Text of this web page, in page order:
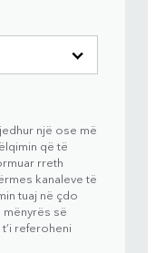
një ose më
që të
rreth
kanaleve të
tuaj në çdo
së
referoheni